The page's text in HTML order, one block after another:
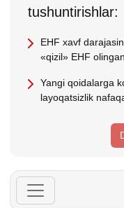
tushuntirishlar:
EHF хavf
«qizil» EHF
Yangi qoidalarga
layoqatsizlik